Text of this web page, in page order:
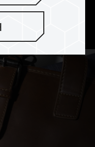
und ein